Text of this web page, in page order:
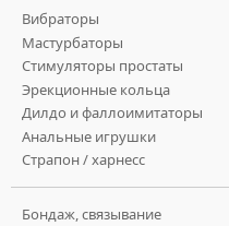
Вибраторы
Мастурбаторы
Стимуляторы простаты
Эрекционные кольца
Дилдо и фаллоимитаторы
Анальные игрушки
Страпон / харнесс
Бондаж, связывание